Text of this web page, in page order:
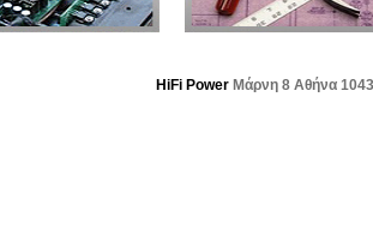
HiFi Power Μάρνη 8 Αθήνα